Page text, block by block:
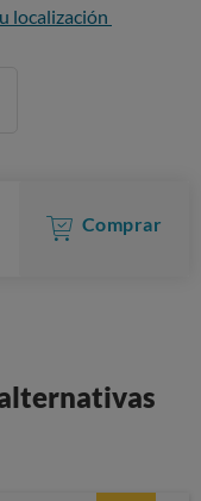
localización
Comprar